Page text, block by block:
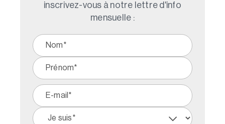
inscrivez-vous à notre lettre d'info
mensuelle :